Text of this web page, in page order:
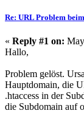
Re: URL Problem
« Reply #1 on:
Hallo,
Problem gelöst.
Hauptdomain, die
.htaccess in der
die Subdomain auf